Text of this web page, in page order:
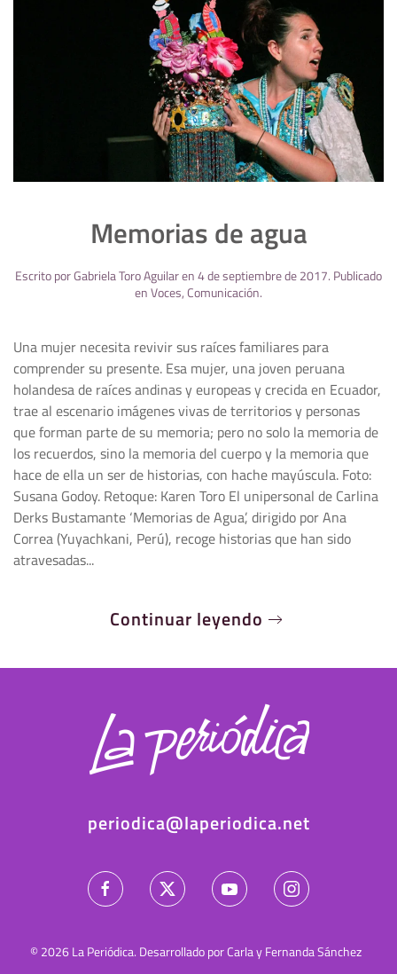
Memorias de agua
Escrito porGabriela Toro Aguilaren4 de septiembre de 2017. Publicado
enVoces,Comunicación.
Una mujer necesita revivir sus raíces familiares para
comprender su presente. Esa mujer, una joven peruana
holandesa de raíces andinas y europeas y crecida en Ecuador,
trae al escenario imágenes vivas de territorios y personas
que forman parte de su memoria; pero no solo la memoria de
los recuerdos, sino la memoria del cuerpo y la memoria que
hace de ella un ser de historias, con hache mayúscula. Foto:
Susana Godoy. Retoque: Karen Toro El unipersonal de Carlina
Derks Bustamante ‘Memorias de Agua’, dirigido por Ana
Correa (Yuyachkani, Perú), recoge historias que han sido
atravesadas...
Continuar leyendo
periodica@laperiodica.net
©2026La Periódica. Desarrollado por Carla y Fernanda Sánchez